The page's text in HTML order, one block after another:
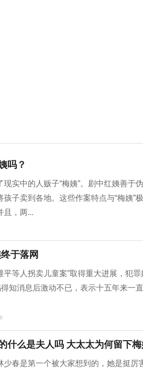
吗？
现实中的人贩子“梅姨”。剧中红姨善于
子卖到各地。这些作案特点与“梅姨”
且，两...
于落网
平等人拐卖儿童案”取得重大进展，犯
知消息后激动不已，表示十五年来一
什么是夫人吗 大太太为何留下
少春是第一个被大家想到的，她是挺